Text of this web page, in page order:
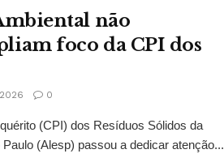
não
foco da CPI dos
0
(CPI) dos Resíduos Sólidos da
(Alesp) passou a dedicar atenção...